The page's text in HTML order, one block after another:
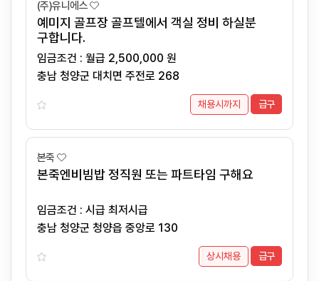
(주)유니에스
예미지 골프장 골프텔에서 객실 정비 하실분
구합니다.
임금조건 : 월급 2,500,000 원
충남 청양군 대치면 주전로 268
채용시까지 급구
본죽
본죽엔비빔밥 정직원 또는 파트타임 구해요
임금조건 : 시급 최저시급
충남 청양군 청양읍 중앙로 130
상시채용 급구